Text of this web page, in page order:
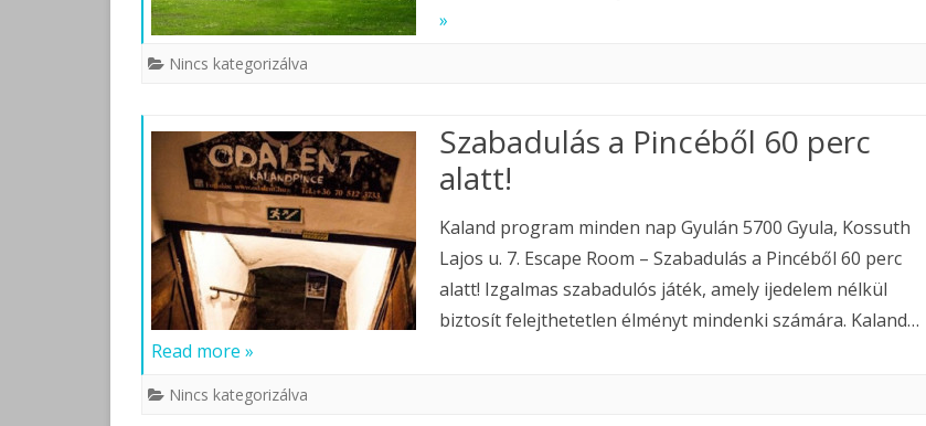
»
Nincs kategorizálva
Szabadulás a Pincéből 60 perc
alatt!
Kaland program minden nap Gyulán 5700 Gyula, Kossuth
Lajos u. 7. Escape Room – Szabadulás a Pincéből 60 perc
alatt! Izgalmas szabadulós játék, amely ijedelem nélkül
biztosít felejthetetlen élményt mindenki számára. Kaland…
Read more »
Nincs kategorizálva